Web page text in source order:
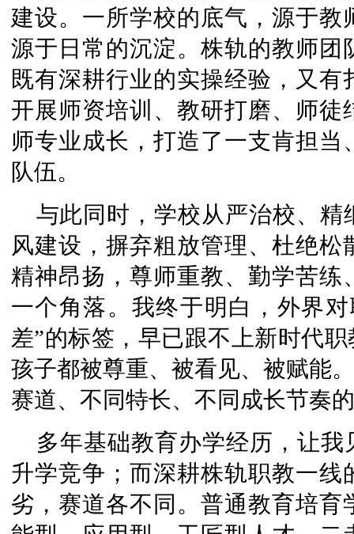
建设。一所学校的底气，源于
源于日常的沉淀。株轨的教师
既有深耕行业的实操经验，又
开展师资培训、教研打磨、师
师专业成长，打造了一支肯担
队伍。
与此同时，学校从严治校、
风建设，摒弃粗放管理、杜绝
精神昂扬，尊师重教、勤学苦
一个角落。我终于明白，外界
差”的标签，早已跟不上新时代
孩子都被尊重、被看见、被赋能
赛道、不同特长、不同成长节奏
多年基础教育办学经历，让
升学竞争；而深耕株轨职教一
劣，赛道各不同。普通教育培